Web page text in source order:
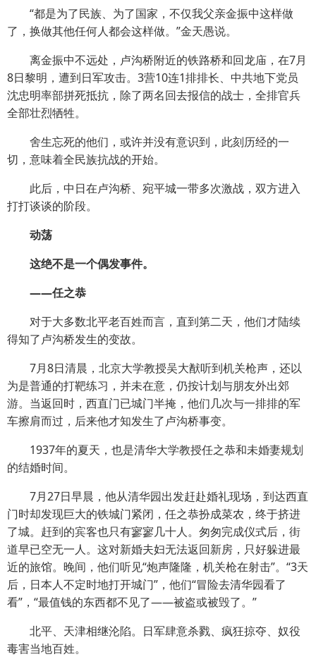
“都是为了民族、为了国家，不仅我父亲金振中这样做
了，换做其他任何人都会这样做。”金天愚说。
离金振中不远处，卢沟桥附近的铁路桥和回龙庙，在7月
8日黎明，遭到日军攻击。3营10连1排排长、中共地下党员
沈忠明率部拼死抵抗，除了两名回去报信的战士，全排官兵
全部壮烈牺牲。
舍生忘死的他们，或许并没有意识到，此刻历经的一
切，意味着全民族抗战的开始。
此后，中日在卢沟桥、宛平城一带多次激战，双方进入
打打谈谈的阶段。
动荡
这绝不是一个偶发事件。
——任之恭
对于大多数北平老百姓而言，直到第二天，他们才陆续
得知了卢沟桥发生的变故。
7月8日清晨，北京大学教授吴大猷听到机关枪声，还以
为是普通的打靶练习，并未在意，仍按计划与朋友外出郊
游。当返回时，西直门已城门半掩，他们几次与一排排的军
车擦肩而过，后来他才知发生了卢沟桥事变。
1937年的夏天，也是清华大学教授任之恭和未婚妻规划
的结婚时间。
7月27日早晨，他从清华园出发赶赴婚礼现场，到达西直
门时却发现巨大的铁城门紧闭，任之恭扮成菜农，终于挤进
了城。赶到的宾客也只有寥寥几十人。匆匆完成仪式后，街
道早已空无一人。这对新婚夫妇无法返回新房，只好躲进最
近的旅馆。晚间，他们听见“炮声隆隆，机关枪在射击”。“3天
后，日本人不定时地打开城门”，他们“冒险去清华园看了
看”，“最值钱的东西都不见了——被盗或被毁了。”
北平、天津相继沦陷。日军肆意杀戮、疯狂掠夺、奴役
毒害当地百姓。